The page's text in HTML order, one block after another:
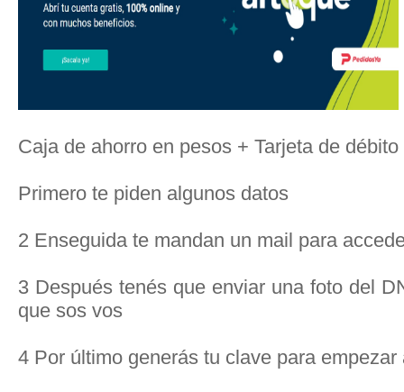
Caja de ahorro en pesos + Tarjeta de
Primero te piden algunos datos
2 Enseguida te mandan un mail para
3 Después tenés que enviar una foto del
que sos vos
4 Por último generás tu clave para empezar